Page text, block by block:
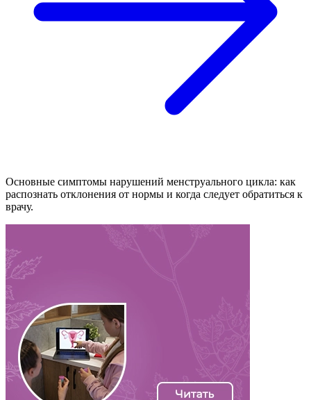
Основные симптомы нарушений менструального цикла: как
распознать отклонения от нормы и когда следует обратиться к
врачу.